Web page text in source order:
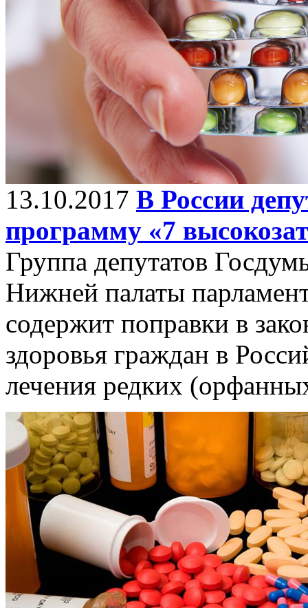
13.10.2017 В России
программу «7
Группа депутатов
Нижней палаты
содержит поправки в
здоровья граждан в
лечения редких